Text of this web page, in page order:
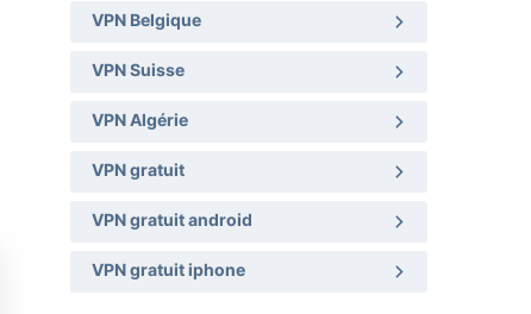
VPN Belgique
VPN Suisse
VPN Algérie
VPN gratuit
VPN gratuit android
VPN gratuit iphone